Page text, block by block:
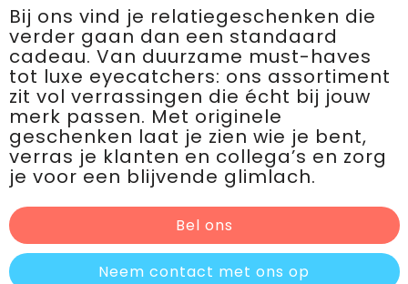
Bij ons vind je relatiegeschenken die
verder gaan dan een standaard
cadeau. Van duurzame must-haves
tot luxe eyecatchers: ons assortiment
zit vol verrassingen die écht bij jouw
merk passen. Met originele
geschenken laat je zien wie je bent,
verras je klanten en collega’s en zorg
je voor een blijvende glimlach.
Bel ons
Neem contact met ons op